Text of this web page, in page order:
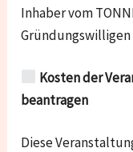
Inhaber vom
Kosten der
beantragen
Diese